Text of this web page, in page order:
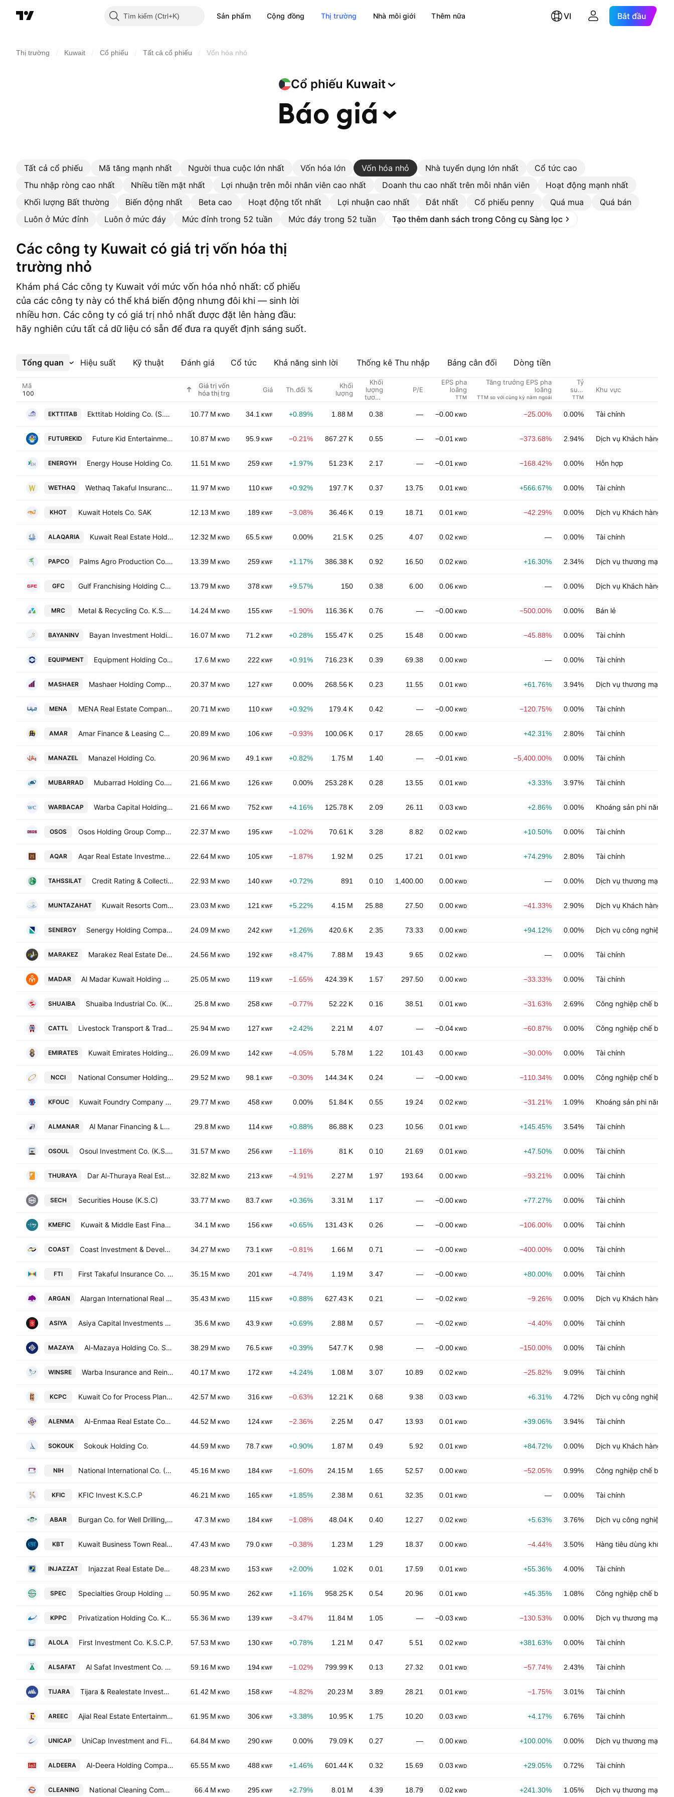
Tìm kiếm Sản phẩm Cộng đồng Thị trường Nhà môi giới Thêm nữa VI Bắt đầu
Thị trường Kuwait Cổ phiếu Tất cả cổ phiếu Vốn hóa nhỏ
Cổ phiếu Kuwait
Báo giá
Tất cả cổ phiếu Mã tăng mạnh nhất Người thua cuộc lớn nhất Vốn hóa lớn Vốn hóa nhỏ Nhà tuyển dụng lớn nhất
Cổ tức cao
Thu nhập ròng cao nhất
Nhiều tiền mặt nhất Lợi nhuận trên mỗi nhân viên cao nhất Doanh thu cao nhất trên mỗi nhân viên
Hoạt động mạnh nhất
Khối lượng Bất thường
Biến động nhất Beta cao Hoạt động tốt nhất Lợi nhuận cao nhất Đắt nhất Cổ phiếu penny Quá mua
Quá bán
Luôn ở Mức đỉnh
Luôn ở mức đáy Mức đỉnh trong 52 tuần Mức đáy trong 52 tuần Tạo thêm danh sách trong Công cụ Sàng lọc
Các công ty Kuwait có giá trị vốn hóa thị
trường nhỏ
Khám phá Các công ty Kuwait với mức vốn hóa nhỏ nhất: cổ phiếu
của các công ty này có thể khá biến động nhưng đôi khi — sinh lời
nhiều hơn. Các công ty có giá trị nhỏ nhất được đặt lên hàng đầu:
hãy nghiên cứu tất cả dữ liệu có sẵn để đưa ra quyết định sáng suốt.
Tổng quan Hiệu suất Kỹ thuật Đánh giá Cổ tức Khả năng sinh lời Thống kê Thu nhập Bảng cân đối Dòng tiền
Xem thêm
Mã
Giá trị vốn
hóa thị trg
Giá Th.đổi %
Khối
lượng
Khối
lượng
tương
P/E
EPS pha
loãng
TTM
Tăng trưởng EPS pha
loãng
TTM so với cùng kỳ năm ngoái
Tỷ
suất
cổ
TTM
Khu vực
EKTTITAB Ekttitab Holding Co. (S.A.K.) 10.77 M KWD 34.1 KWF +0.89% 1.88 M 0.38 — −0.00 KWD −25.00% 0.00% Tài chính
FUTUREKID Future Kid Entertainment Real Estate Co. KSCC 10.87 M KWD 95.9 KWF −0.21% 867.27 K 0.55 — −0.01 KWD −373.68% 2.94% Dịch vụ Khách hàng
ENERGYH Energy House Holding Co. 11.51 M KWD 259 KWF +1.97% 51.23 K 2.17 — −0.01 KWD −168.42% 0.00% Hỗn hợp
WETHAQ Wethaq Takaful Insurance Co. KCSC 11.97 M KWD 110 KWF +0.92% 197.7 K 0.37 13.75 0.01 KWD +566.67% 0.00% Tài chính
KHOT Kuwait Hotels Co. SAK 12.13 M KWD 189 KWF −3.08% 36.46 K 0.19 18.71 0.01 KWD −42.29% 0.00% Dịch vụ Khách hàng
ALAQARIA Kuwait Real Estate Holding Co. KSHC 12.32 M KWD 65.5 KWF 0.00% 21.5 K 0.25 4.07 0.02 KWD — 0.00% Tài chính
PAPCO Palms Agro Production Co. KSCC 13.39 M KWD 259 KWF +1.17% 386.38 K 0.92 16.50 0.02 KWD +16.30% 2.34% Dịch vụ thương mại
GFC Gulf Franchising Holding Co. Kscc 13.79 M KWD 378 KWF +9.57% 150 0.38 6.00 0.06 KWD — 0.00% Dịch vụ Khách hàng
MRC Metal & Recycling Co. K.S.C.C. 14.24 M KWD 155 KWF −1.90% 116.36 K 0.76 — −0.00 KWD −500.00% 0.00% Bán lẻ
BAYANINV Bayan Investment Holding Company 16.07 M KWD 71.2 KWF +0.28% 155.47 K 0.25 15.48 0.00 KWD −45.88% 0.00% Tài chính
EQUIPMENT Equipment Holding Co. KSCP 17.6 M KWD 222 KWF +0.91% 716.23 K 0.39 69.38 0.00 KWD — 0.00% Tài chính
MASHAER Mashaer Holding Company K.S.C.(Public) 20.37 M KWD 127 KWF 0.00% 268.56 K 0.23 11.55 0.01 KWD +61.76% 3.94% Dịch vụ thương mại
MENA MENA Real Estate Company KSC 20.71 M KWD 110 KWF +0.92% 179.4 K 0.42 — −0.00 KWD −120.75% 0.00% Tài chính
AMAR Amar Finance & Leasing Co. KSCC 20.89 M KWD 106 KWF −0.93% 100.06 K 0.17 28.65 0.00 KWD +42.31% 2.80% Tài chính
MANAZEL Manazel Holding Co. 20.96 M KWD 49.1 KWF +0.82% 1.75 M 1.40 — −0.01 KWD −5,400.00% 0.00% Tài chính
MUBARRAD Mubarrad Holding Co. (K.S.C.C) 21.66 M KWD 126 KWF 0.00% 253.28 K 0.28 13.55 0.01 KWD +3.33% 3.97% Tài chính
WARBACAP Warba Capital Holding Co. 21.66 M KWD 752 KWF +4.16% 125.78 K 2.09 26.11 0.03 KWD +2.86% 0.00% Khoáng sản phi năng
OSOS Osos Holding Group Company (K.S.C.) 22.37 M KWD 195 KWF −1.02% 70.61 K 3.28 8.82 0.02 KWD +10.50% 0.00% Tài chính
AQAR Aqar Real Estate Investments Company (K.S.C.P) 22.64 M KWD 105 KWF −1.87% 1.92 M 0.25 17.21 0.01 KWD +74.29% 2.80% Tài chính
TAHSSILAT Credit Rating & Collection KSC 22.93 M KWD 140 KWF +0.72% 891 0.10 1,400.00 0.00 KWD — 0.00% Dịch vụ thương mại
MUNTAZAHAT Kuwait Resorts Company K.P.S.C. 23.03 M KWD 121 KWF +5.22% 4.15 M 25.88 27.50 0.00 KWD −41.33% 2.90% Dịch vụ Khách hàng
SENERGY Senergy Holding Company (K.S.C.P) 24.09 M KWD 242 KWF +1.26% 420.6 K 2.35 73.33 0.00 KWD +94.12% 0.00% Dịch vụ công nghiệp
MARAKEZ Marakez Real Estate Development Company K.P.S.C 24.56 M KWD 192 KWF +8.47% 7.88 M 19.43 9.65 0.02 KWD — 0.00% Tài chính
MADAR Al Madar Kuwait Holding Co. 25.05 M KWD 119 KWF −1.65% 424.39 K 1.57 297.50 0.00 KWD −33.33% 0.00% Tài chính
SHUAIBA Shuaiba Industrial Co. (K.S.C) 25.8 M KWD 258 KWF −0.77% 52.22 K 0.16 38.51 0.01 KWD −31.63% 2.69% Công nghiệp chế biến
CATTL Livestock Transport & Trading Co. KSC 25.94 M KWD 127 KWF +2.42% 2.21 M 4.07 — −0.04 KWD −60.87% 0.00% Công nghiệp chế biến
EMIRATES Kuwait Emirates Holding Company K.S.C.P 26.09 M KWD 142 KWF −4.05% 5.78 M 1.22 101.43 0.00 KWD −30.00% 0.00% Tài chính
NCCI National Consumer Holding Company 29.52 M KWD 98.1 KWF −0.30% 144.34 K 0.24 — −0.00 KWD −110.34% 0.00% Công nghiệp chế biến
KFOUC Kuwait Foundry Company (S.A.K) 29.77 M KWD 458 KWF 0.00% 51.84 K 0.55 19.24 0.02 KWD −31.21% 1.09% Khoáng sản phi năng
ALMANAR Al Manar Financing & Leasing Company K.S.C. 29.8 M KWD 114 KWF +0.88% 86.88 K 0.23 10.56 0.01 KWD +145.45% 3.54% Tài chính
OSOUL Osoul Investment Co. (K.S.C.) Closed 31.57 M KWD 256 KWF −1.16% 81 K 0.10 21.69 0.01 KWD +47.50% 0.00% Tài chính
THURAYA Dar Al-Thuraya Real Estate Co. 32.82 M KWD 213 KWF −4.91% 2.27 M 1.97 193.64 0.00 KWD −93.21% 0.00% Tài chính
SECH Securities House (K.S.C) 33.77 M KWD 83.7 KWF +0.36% 3.31 M 1.17 — −0.00 KWD +77.27% 0.00% Tài chính
KMEFIC Kuwait & Middle East Financial Investment Co. KSCC 34.1 M KWD 156 KWF +0.65% 131.43 K 0.26 — −0.00 KWD −106.00% 0.00% Tài chính
COAST Coast Investment & Development Co. K.S.C.C. 34.27 M KWD 73.1 KWF −0.81% 1.66 M 0.71 — −0.00 KWD −400.00% 0.00% Tài chính
FTI First Takaful Insurance Co. KSCC 35.15 M KWD 201 KWF −4.74% 1.19 M 3.47 — −0.00 KWD +80.00% 0.00% Tài chính
ARGAN Alargan International Real Estate Co. 35.43 M KWD 115 KWF +0.88% 627.43 K 0.21 — −0.02 KWD −9.26% 0.00% Dịch vụ Khách hàng
ASIYA Asiya Capital Investments Company (K.S.C.P) 35.6 M KWD 43.9 KWF +0.69% 2.88 M 0.57 — −0.02 KWD −4.40% 0.00% Tài chính
MAZAYA Al-Mazaya Holding Co. SAKC 38.29 M KWD 76.5 KWF +0.39% 547.7 K 0.98 — −0.00 KWD −150.00% 0.00% Tài chính
WINSRE Warba Insurance and Reinsurance Company 40.17 M KWD 172 KWF +4.24% 1.08 M 3.07 10.89 0.02 KWD −25.82% 9.09% Tài chính
KCPC Kuwait Co for Process Plant Construction & Contracting KSC 42.57 M KWD 316 KWF −0.63% 12.21 K 0.68 9.38 0.03 KWD +6.31% 4.72% Dịch vụ công nghiệp
ALENMA Al-Enmaa Real Estate Company KSCP 44.52 M KWD 124 KWF −2.36% 2.25 M 0.47 13.93 0.01 KWD +39.06% 3.94% Tài chính
SOKOUK Sokouk Holding Co. 44.59 M KWD 78.7 KWF +0.90% 1.87 M 0.49 5.92 0.01 KWD +84.72% 0.00% Dịch vụ Khách hàng
NIH National International Co. (Holding) (K.S.C.) 45.16 M KWD 184 KWF −1.60% 24.15 M 1.65 52.57 0.00 KWD −52.05% 0.99% Công nghiệp chế biến
KFIC KFIC Invest K.S.C.P 46.21 M KWD 165 KWF +1.85% 2.38 M 0.61 32.35 0.01 KWD — 0.00% Tài chính
ABAR Burgan Co. for Well Drilling, Trading & Maintenance SAK 47.3 M KWD 184 KWF −1.08% 48.04 K 0.40 12.27 0.02 KWD +5.63% 3.76% Dịch vụ công nghiệp
KBT Kuwait Business Town Real Estate Co. KSC 47.43 M KWD 79.0 KWF −0.38% 1.23 M 1.29 18.37 0.00 KWD −4.44% 3.50% Hàng tiêu dùng không
INJAZZAT Injazzat Real Estate Development. Co. C.S.C. Closed 48.23 M KWD 153 KWF +2.00% 1.02 K 0.01 17.59 0.01 KWD +55.36% 4.00% Tài chính
SPEC Specialties Group Holding Company K.S.C. (Closed) 50.95 M KWD 262 KWF +1.16% 958.25 K 0.54 20.96 0.01 KWD +45.35% 1.08% Công nghiệp chế biến
KPPC Privatization Holding Co. KSCC 55.36 M KWD 139 KWF −3.47% 11.84 M 1.05 — −0.03 KWD −130.53% 0.00% Dịch vụ thương mại
ALOLA First Investment Co. K.S.C.P. 57.53 M KWD 130 KWF +0.78% 1.21 M 0.47 5.51 0.02 KWD +381.63% 0.00% Tài chính
ALSAFAT Al Safat Investment Co. KSCC 59.16 M KWD 194 KWF −1.02% 799.99 K 0.13 27.32 0.01 KWD −57.74% 2.43% Tài chính
TIJARA Tijara & Realestate Investment Co. K.S.C. Closed 61.42 M KWD 158 KWF −4.82% 20.23 M 3.89 28.21 0.01 KWD −1.75% 3.01% Tài chính
AREEC Ajial Real Estate Entertainment Co.(K.S.C.) 61.95 M KWD 306 KWF +3.38% 10.95 K 1.75 10.20 0.03 KWD +4.17% 6.76% Tài chính
UNICAP UniCap Investment and Finance-Kuwaiti Public Shareholding Company 64.84 M KWD 290 KWF 0.00% 79.09 K 0.27 — 0.00 KWD +100.00% 0.00% Dịch vụ thương mại
ALDEERA Al-Deera Holding Company 65.55 M KWD 488 KWF +1.46% 601.44 K 0.32 15.69 0.03 KWD +29.05% 0.72% Tài chính
CLEANING National Cleaning Company 66.4 M KWD 295 KWF +2.79% 8.01 M 4.39 18.79 0.02 KWD +241.30% 1.05% Dịch vụ thương mại